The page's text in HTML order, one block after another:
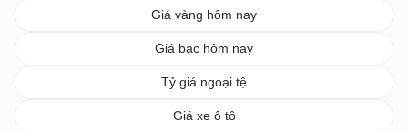
Giá vàng hôm nay
Giá bạc hôm nay
Tỷ giá ngoại tệ
Giá xe ô tô